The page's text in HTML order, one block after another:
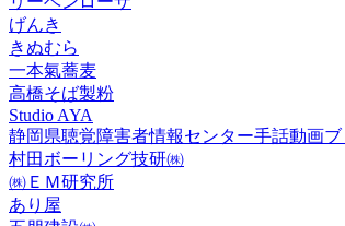
げんき
きぬむら
一本氣蕎麦
高橋そば製粉
Studio AYA
静岡県聴覚障害者情報センター手話動画
村田ボーリング技研㈱
㈱ＥＭ研究所
あり屋